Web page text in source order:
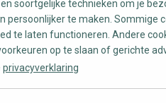
soortgelijke technieken om je
persoonlijker te maken. Sommige
te laten functioneren. Andere
op te slaan of gerichte
privacyverklaring